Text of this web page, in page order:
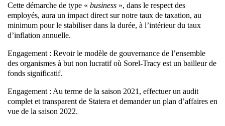
Cette démarche de type « business », dans le respect des
employés, aura un impact direct sur notre taux de taxation, au
minimum pour le stabiliser dans la durée, à l’intérieur du taux
d’inflation annuelle.
Engagement : Revoir le modèle de gouvernance de l’ensemble
des organismes à but non lucratif où Sorel-Tracy est un bailleur de
fonds significatif.
Engagement : Au terme de la saison 2021, effectuer un audit
complet et transparent de Statera et demander un plan d’affaires en
vue de la saison 2022.